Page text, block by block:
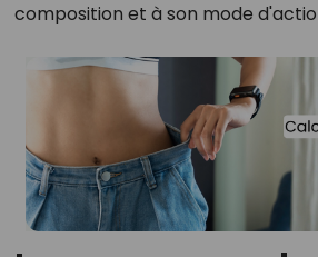
composition et à son mode